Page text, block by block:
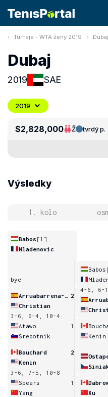
Turnaje - WTA ženy 2019
Dubaj
2019 SAE
2019
$2,828,000 Ž tvrdý p.
Výsledky
1. kolo
Babos [1]
Mladenovic
bye
2
Christian
3-6, 6-4, 10-4
Atawo
1
Srebotnik
Bouchard
2
Kenin
3-6, 7-5, 10-8
Spears
1
Yang
Babos
4-6, 6-
Kenin
Xu